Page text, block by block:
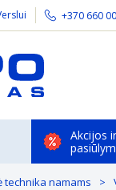
+370 660
Akcijos ir
technika namams